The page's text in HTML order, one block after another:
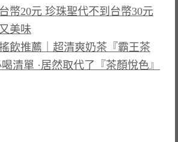
幣20元 珍珠聖代不到台幣30元
美味
飲推薦｜超清爽奶茶『霸王茶
清單 ·居然取代了『茶顏悅色』